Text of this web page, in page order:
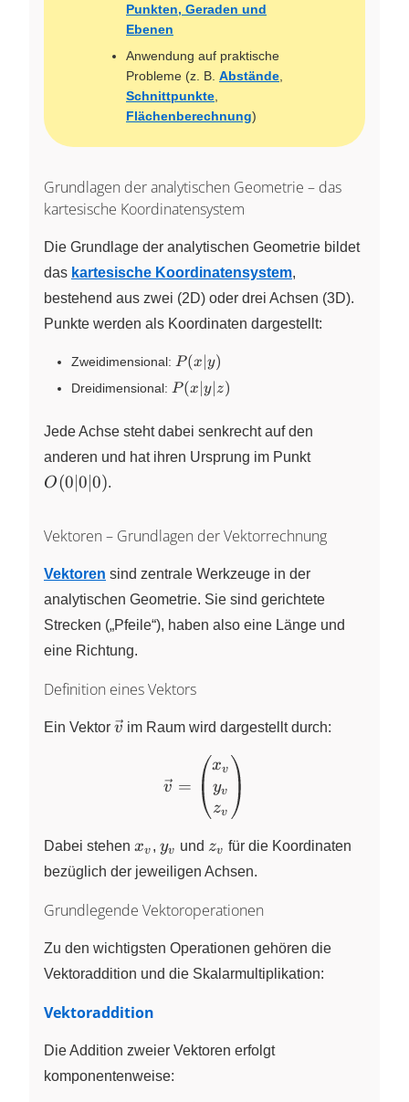
Punkten, Geraden und
Ebenen
Anwendung auf praktische
Probleme (z. B. Abstände
Schnittpunkte
Flächenberechnung)
Grundlagen der analytischen Geometrie – das
kartesische Koordinatensystem
Die Grundlage der analytischen Geometrie bildet
das kartesische Koordinatensystem,
bestehend aus zwei (2D) oder drei Achsen (3D).
Punkte werden als Koordinaten dargestellt:
Zweidimensional: P(x|y)
P(x∣y)
Dreidimensional: P(x|y|z)
P(x∣y∣z)
Jede Achse steht dabei senkrecht auf den
anderen und hat ihren Ursprung im PunktO(0|0|0)
O(0∣0∣0).
Vektoren – Grundlagen der Vektorrechnung
Vektoren sind zentrale Werkzeuge in der
analytischen Geometrie. Sie sind gerichtete
Strecken („Pfeile“), haben also eine Länge und
eine Richtung.
Definition eines Vektors
Ein Vektor \vec{v}
v im Raum wird dargestellt durch:
\vec{v} =
v =
xv
yv
zv
Dabei stehen x_v
xv , y_v
yv und z_v
zv für die Koordinaten
bezüglich der jeweiligen Achsen.
Grundlegende Vektoroperationen
Zu den wichtigsten Operationen gehören die
Vektoraddition und die Skalarmultiplikation:
Vektoraddition
Die Addition zweier Vektoren erfolgt
komponentenweise: